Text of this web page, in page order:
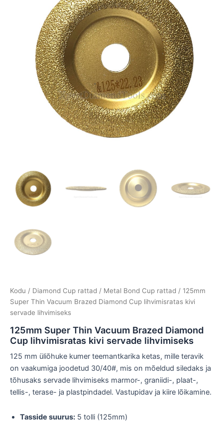
Kodu / Diamond Cup rattad / Metal Bond Cup rattad / 125mm
Super Thin Vacuum Brazed Diamond Cup lihvimisratas kivi
servade lihvimiseks
125mm Super Thin Vacuum Brazed Diamond
Cup lihvimisratas kivi servade lihvimiseks
125 mm üliõhuke kumer teemantkarika ketas, mille teravik
on vaakumiga joodetud 30/40#, mis on mõeldud siledaks ja
tõhusaks servade lihvimiseks marmor-, graniidi-, plaat-,
tellis-, terase- ja plastpindadel. Vastupidav ja kiire lõikamine.
Tasside suurus: 5 tolli (125mm)